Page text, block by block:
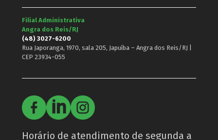
Filial Administrativa
Angra dos Reis/RJ
(48) 3027-6200
Rua Japoranga, 1970, sala 205, Japuíba – Angra dos Reis/RJ |
CEP 23934-055
Horário de atendimento de segunda a